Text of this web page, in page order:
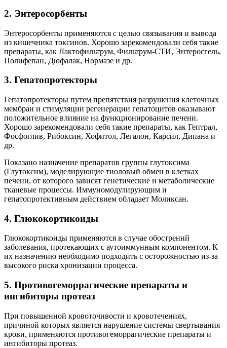
2. Энтеросорбенты
Энтеросорбенты применяются с целью связывания и вывода
из кишечника токсинов. Хорошо зарекомендовали себя такие
препараты, как Лактофильтрум, Фильтрум-СТИ, Энтеросгель,
Полифепан, Дюфалак, Нормазе и др.
3. Гепатопротекторы
Гепатопротекторы путем препятствия разрушения клеточных
мембран и стимуляции регенерации гепатоцитов оказывают
положительное влияние на функционирование печени.
Хорошо зарекомендовали себя такие препараты, как Гептрал,
Фосфоглив, Рибоксин, Хофитол, Легалон, Карсил, Дипана и
др.
Показано назначение препаратов группы глутоксима
(Глутоксим), моделирующие тиоловый обмен в клетках
печени, от которого зависят генетические и метаболические
тканевые процессы. Иммуномодулирующим и
гепатопротективным действием обладает Моликсан.
4. Глюкокортикоиды
Глюкокортикоиды применяются в случае обострений
заболевания, протекающих с аутоиммунным компонентом. К
их назначению необходимо подходить с осторожностью из-за
высокого риска хронизации процесса.
5. Противогеморрагические препараты и
ингибиторы протеаз
При повышенной кровоточивости и кровотечениях,
причиной которых является нарушение системы свертывания
крови, применяются противогеморрагические препараты и
ингибиторы протеаз.